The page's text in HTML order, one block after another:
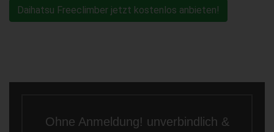
Daihatsu Freeclimber jetzt kostenlos anbieten!
Ohne Anmeldung! unverbindlich &